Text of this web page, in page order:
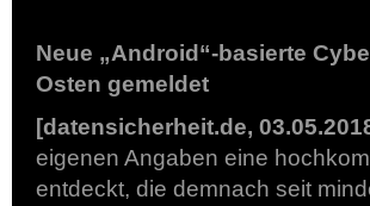
Neue „Android“-basierte
Osten gemeldet
[datensicherheit.de,
eigenen Angaben eine
entdeckt, die demnach seit